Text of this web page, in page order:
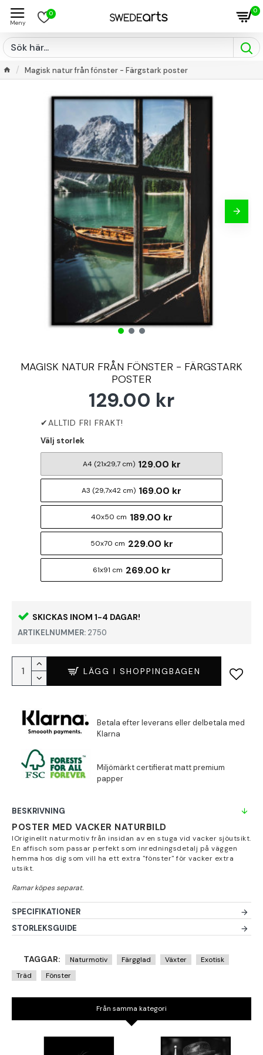
0 0
Magisk natur från fönster - Färgstark poster
MAGISK NATUR FRÅN FÖNSTER - FÄRGSTARK
POSTER
SKICKAS INOM 1-4 DAGAR!
ARTIKELNUMMER: 2750
129.00 kr
Välj storlek
A4 (21x29,7 cm) 129.00 kr
A3 (29,7x42 cm) 169.00 kr
40x50 cm 189.00 kr
50x70 cm 229.00 kr
61x91 cm 269.00 kr
LÄGG I SHOPPINGBAGEN
BESKRIVNING
POSTER MED VACKER NATURBILD
IOriginellt naturmotiv från insidan av en stuga vid vacker sjöutsikt.
En affisch som passar perfekt som inredningsdetalj på väggen
hemma hos dig som vill ha ett extra "fönster" för vacker extra
utsikt.
SPECIFIKATIONER
STORLEKSGUIDE
TAGGAR: Naturmotiv Färgglad Växter
Exotisk
Träd
Fönster
Från samma kategori